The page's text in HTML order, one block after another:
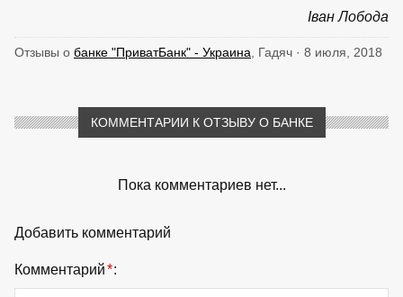
Іван Лобода
Отзывы о банке "ПриватБанк" - Украина , Гадяч · 8 июля, 2018
КОММЕНТАРИИ К ОТЗЫВУ О БАНКЕ
Пока комментариев нет...
Добавить комментарий
Комментарий*: